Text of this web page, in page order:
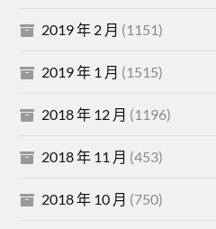
2019 年 2 月 (1151)
2019 年 1 月 (1515)
2018 年 12 月 (1196)
2018 年 11 月 (453)
2018 年 10 月 (750)